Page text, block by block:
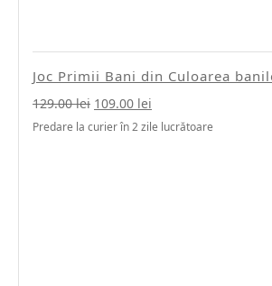
Joc Primii Bani din Culoarea
129.00lei Prețul
inițial
109.00 lei
curent
Predare la curier în 2 zile lucrătoare